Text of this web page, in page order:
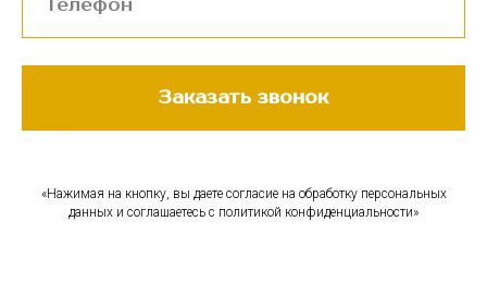
Заказать звонок
«Нажимая на кнопку, вы даете согласие на обработку персональных
данных и соглашаетесь c политикой конфиденциальности»